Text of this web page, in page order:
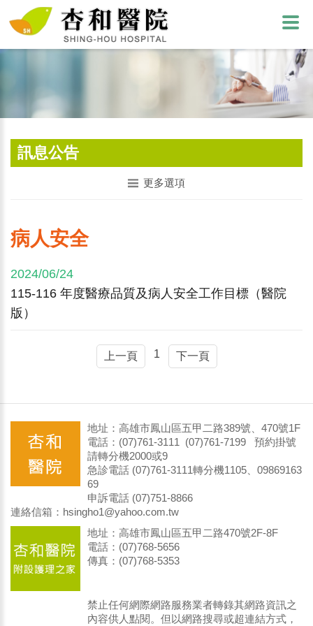
訊息公告
更多選項
病人安全
2024/06/24
115-116 年度醫療品質及病人安全工作目標（醫院
版）
上一頁 1 下一頁
地址：高雄市鳳山區五甲二路389號、470號1F
電話：(07)761-3111 (07)761-7199 預約掛號
請轉分機2000或9
急診電話 (07)761-3111轉分機1105、09869163
69
申訴電話 (07)751-8866
連絡信箱：hsingho1@yahoo.com.tw
地址：高雄市鳳山區五甲二路470號2F-8F
電話：(07)768-5656
傳真：(07)768-5353
禁止任何網際網路服務業者轉錄其網路資訊之
內容供人點閱。但以網路搜尋或超連結方式，